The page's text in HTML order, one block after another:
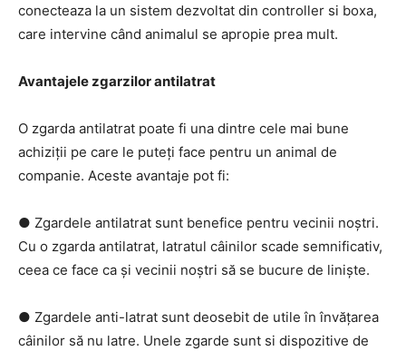
conecteaza la un sistem dezvoltat din controller si boxa,
care intervine când animalul se apropie prea mult.
Avantajele zgarzilor antilatrat
O zgarda antilatrat poate fi una dintre cele mai bune
achiziții pe care le puteți face pentru un animal de
companie. Aceste avantaje pot fi:
● Zgardele antilatrat sunt benefice pentru vecinii noștri.
Cu o zgarda antilatrat, latratul câinilor scade semnificativ,
ceea ce face ca și vecinii noștri să se bucure de liniște.
● Zgardele anti-latrat sunt deosebit de utile în învățarea
câinilor să nu latre. Unele zgarde sunt si dispozitive de